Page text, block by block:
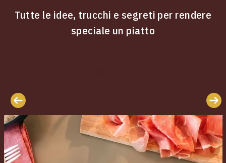
Tutte le idee, trucchi e segreti per rendere
speciale un piatto